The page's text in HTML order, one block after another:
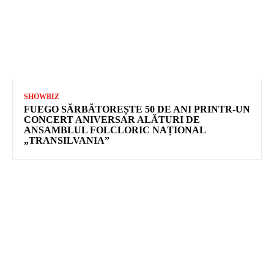
SHOWBIZ
FUEGO SĂRBĂTOREȘTE 50 DE ANI PRINTR-UN
CONCERT ANIVERSAR ALĂTURI DE
ANSAMBLUL FOLCLORIC NAȚIONAL
„TRANSILVANIA”